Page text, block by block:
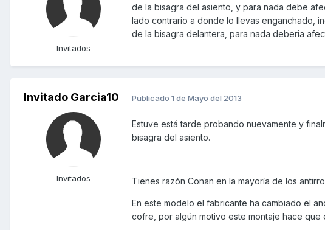
Invitados
de la bisagra del asiento, y para nada debe
lado contrario a donde lo llevas enganchado,
de la bisagra delantera, para nada deberia
Invitado Garcia10
Invitados
Publicado 1 de Mayo del 2013
Estuve está tarde probando nuevamente y
bisagra del asiento.
Tienes razón Conan en la mayoría de los
En este modelo el fabricante ha cambiado el
cofre, por algún motivo este montaje hace